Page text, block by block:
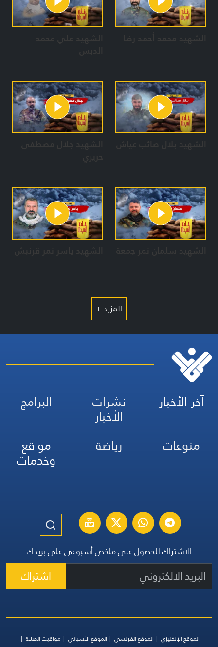
الشهيد محمد أحمد رضا الشهيد علي محمد
الدبس
الشهيد بلال صائب عياش الشهيد جلال مصطفى
الشهيد سلمان نمر جمعة الشهيد ياسر نمر قرنبش
المزيد +
آخر الأخبار نشرات
الأخبار
البرامج
منوعات
رياضة مواقع
وخدمات
الاشتراك للحصول على ملخص أسبوعي على بريدك
اشتراك
الموقع الإنكليزي الموقع الفرنسي الموقع الأسباني
مواقيت الصلاة